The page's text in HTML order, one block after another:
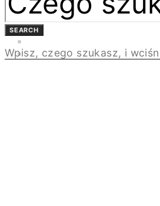
BEZPŁATNA PRENUMERATA
MAGAZYN DESIGN/BIZNES
ŁAZIENKA.PRO
KONTAKT
SEARCH
Wpisz, czego szukasz, i